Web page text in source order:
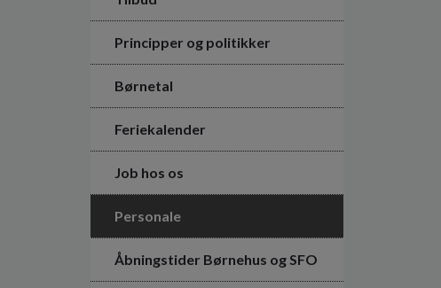
Principper og politikker
Børnetal
Feriekalender
Job hos os
Personale
Åbningstider Børnehus og SFO